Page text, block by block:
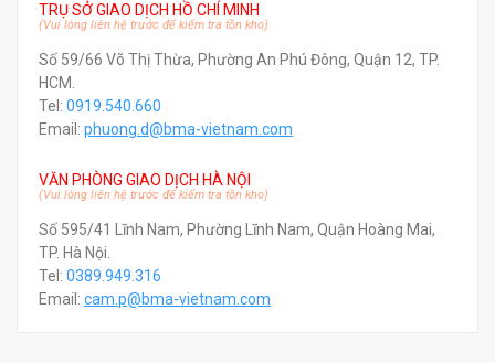
TRỤ SỞ GIAO DỊCH HỒ CHÍ MINH
(Vui lòng liên hệ trước để kiểm tra tồn kho)
Số 59/66 Võ Thị Thừa, Phường An Phú Đông, Quận 12, TP.
HCM.
Tel: 0919.540.660
Email: phuong.d@bma-vietnam.com
VĂN PHÒNG GIAO DỊCH HÀ NỘI
(Vui lòng liên hệ trước để kiểm tra tồn kho)
Số 595/41 Lĩnh Nam, Phường Lĩnh Nam, Quận Hoàng Mai,
TP. Hà Nội.
Tel: 0389.949.316
Email: cam.p@bma-vietnam.com